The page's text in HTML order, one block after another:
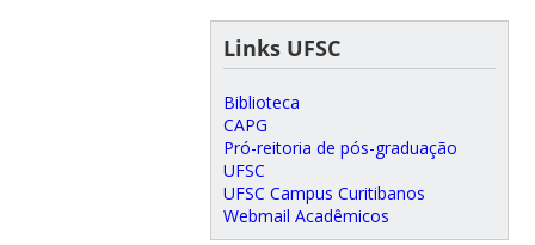
Links UFSC
Biblioteca
CAPG
Pró-reitoria de pós-graduação
UFSC
UFSC Campus Curitibanos
Webmail Acadêmicos